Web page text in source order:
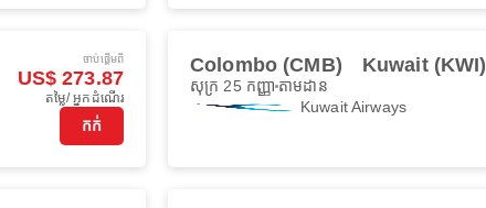
ចាប់ផ្ដើមពី
US$ 273.87
តម្លៃ/ អ្នកដំណើរ
កក់
Colombo (CMB) Kuwait (KWI)
សុក្រ 25 កញ្ញា តាមដាន
Kuwait Airways